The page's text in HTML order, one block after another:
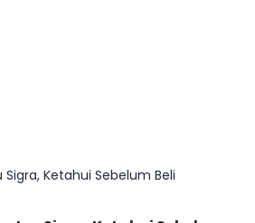
Ketahui Sebelum Beli